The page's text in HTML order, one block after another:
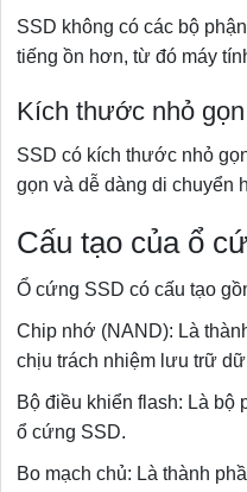
SSD không có các bộ
tiếng ồn hơn, từ đó máy
Kích thước nhỏ
SSD có kích thước nhỏ
gọn và dễ dàng di chuyển
Cấu tạo của ổ
Ổ cứng SSD có cấu tạo
Chip nhớ (NAND): Là
chịu trách nhiệm lưu trữ
Bộ điều khiển flash: Là bộ
ổ cứng SSD.
Bo mạch chủ: Là thành